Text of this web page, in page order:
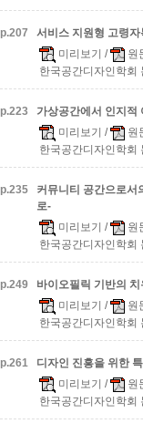
p.207
서비스 지원형 고령
미리보기 / 원
한국공간디자인학회
p.223
가상공간에서 인지적
미리보기 / 원
한국공간디자인학회
p.235
커뮤니티 공간으로서
로-
미리보기 / 원
한국공간디자인학회
p.249
바이오필릭 기반의
미리보기 / 원
한국공간디자인학회
p.261
디자인 진흥을 위한
미리보기 / 원
한국공간디자인학회